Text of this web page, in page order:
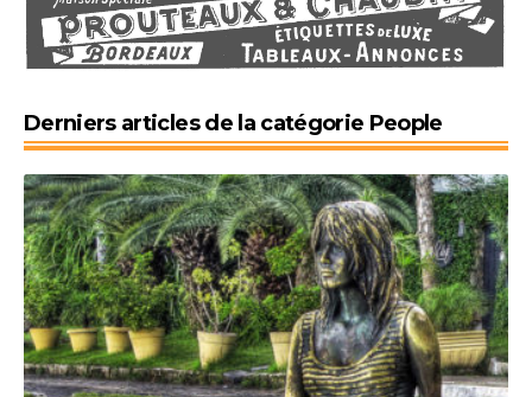
Derniers articles de la catégorie People